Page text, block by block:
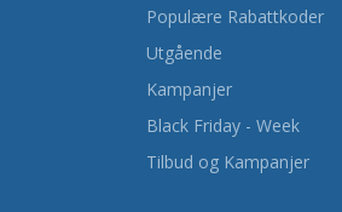
Populære Rabattkoder
Utgående
Kampanjer
Black Friday - Week
Tilbud og Kampanjer